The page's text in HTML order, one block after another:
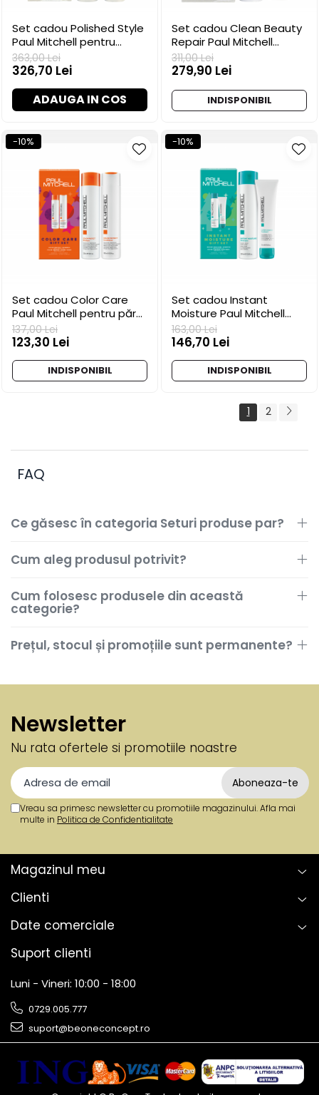
Set cadou Polished Style
Paul Mitchell pentru
styling și finisare
363,00 Lei
326,70 Lei
ADAUGA IN COS
Set cadou Clean Beauty
Repair Paul Mitchell
pentru reparare
311,00 Lei
279,90 Lei
INDISPONIBIL
-10%
Set cadou Color Care
Paul Mitchell pentru păr
vopsit
137,00 Lei
123,30 Lei
INDISPONIBIL
-10%
Set cadou Instant
Moisture Paul Mitchell
pentru păr uscat
163,00 Lei
146,70 Lei
INDISPONIBIL
1 2
FAQ
Ce găsesc în categoria Seturi produse par?
Cum aleg produsul potrivit?
Cum folosesc produsele din această
categorie?
Prețul, stocul și promoțiile sunt permanente?
Newsletter
Nu rata ofertele si promotiile noastre
Vreau sa primesc newsletter cu promotiile magazinului. Afla mai
multe in Politica de Confidentialitate
Magazinul meu
Clienti
Date comerciale
Suport clienti
Luni - Vineri: 10:00 - 18:00
0729.005.777
suport@beoneconcept.ro